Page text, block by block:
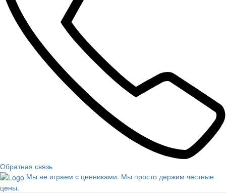
Обратная связь
Мы не играем с ценниками. Мы просто держим честные
цены.